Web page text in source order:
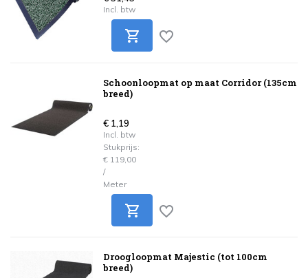
Incl. btw
Schoonloopmat op maat Corridor (135cm
breed)
€ 1,19
Incl. btw
Stukprijs:
€ 119,00
/
Meter
Droogloopmat Majestic (tot 100cm
breed)